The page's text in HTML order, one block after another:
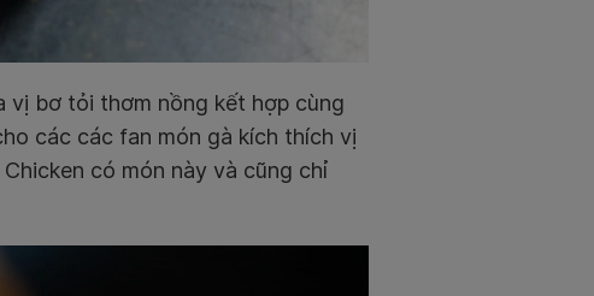
vị bơ tỏi thơm nồng kết hợp cùng
các các fan món gà kích thích vị
có món này và cũng chỉ